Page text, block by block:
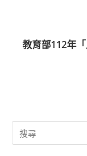
教育部112年
Search
for: